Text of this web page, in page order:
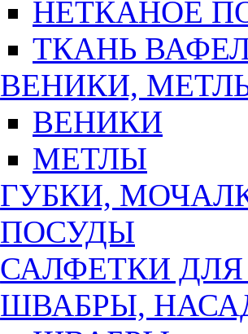
НЕТКАНОЕ
ТКАНЬ
ВЕНИКИ,
ВЕНИКИ
МЕТЛЫ
ГУБКИ,
ПОСУДЫ
САЛФЕТКИ
ШВАБРЫ,